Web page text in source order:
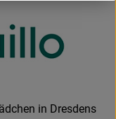
in Dresdens